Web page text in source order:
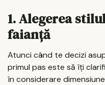
1. Alegerea
faianță
Atunci când te decizi
primul pas este să îți
în considerare